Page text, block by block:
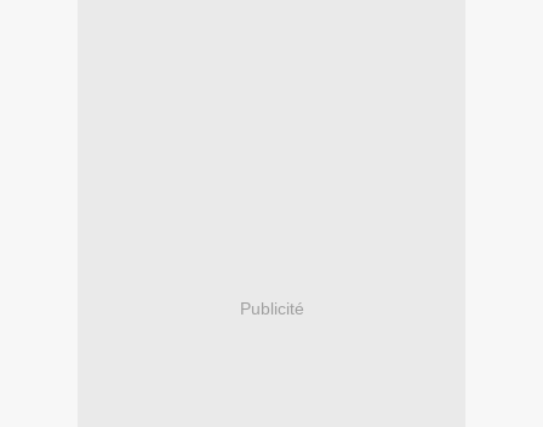
Publicité